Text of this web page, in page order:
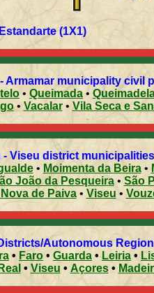
(1X1)
Armamar municipality civil
• Queimada •
•Vacalar• Vila Seca e
Viseu - Viseu district municipalities
• Moimenta da Beira•
João da Pesqueira• São
de Paiva• Viseu •
- Districts/Autonomous
• Faro • Guarda • Leiria •
• Viseu • Açores •